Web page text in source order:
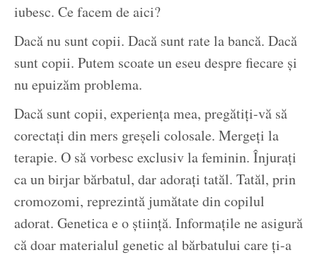
iubesc. Ce facem de aici?
Dacă nu sunt copii. Dacă sunt rate la bancă. Dacă
sunt copii. Putem scoate un eseu despre fiecare și
nu epuizăm problema.
Dacă sunt copii, experiența mea, pregătiți-vă să
corectați din mers greșeli colosale. Mergeți la
terapie. O să vorbesc exclusiv la feminin. Înjurați
ca un birjar bărbatul, dar adorați tatăl. Tatăl, prin
cromozomi, reprezintă jumătate din copilul
adorat. Genetica e o știință. Informațile ne asigură
că doar materialul genetic al bărbatului care ți-a